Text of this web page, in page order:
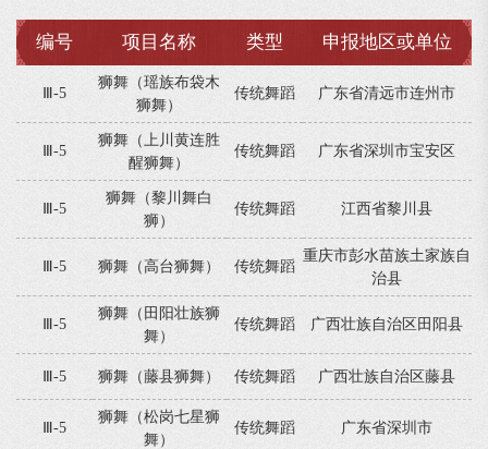
编号 项目名称 类型 申报地区或单位
Ⅲ-5
狮舞（瑶族布袋木
狮舞）
传统舞蹈 广东省清远市连州市
Ⅲ-5
狮舞（上川黄连胜
醒狮舞）
传统舞蹈 广东省深圳市宝安区
Ⅲ-5
狮舞（黎川舞白
狮）
传统舞蹈 江西省黎川县
Ⅲ-5 狮舞（高台狮舞） 传统舞蹈
重庆市彭水苗族土家族自
治县
Ⅲ-5
狮舞（田阳壮族狮
舞）
传统舞蹈 广西壮族自治区田阳县
Ⅲ-5 狮舞（藤县狮舞） 传统舞蹈 广西壮族自治区藤县
Ⅲ-5
狮舞（松岗七星狮
舞）
传统舞蹈 广东省深圳市